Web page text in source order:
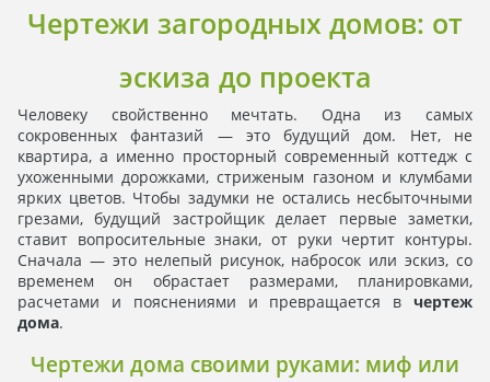
Чертежи загородных домов: от
эскиза до проекта
Человеку свойственно мечтать. Одна из самых
сокровенных фантазий — это будущий дом. Нет, не
квартира, а именно просторный современный коттедж с
ухоженными дорожками, стриженым газоном и клумбами
ярких цветов. Чтобы задумки не остались несбыточными
грезами, будущий застройщик делает первые заметки,
ставит вопросительные знаки, от руки чертит контуры.
Сначала — это нелепый рисунок, набросок или эскиз, со
временем он обрастает размерами, планировками,
расчетами и пояснениями и превращается в чертеж
дома.
Чертежи дома своими руками: миф или